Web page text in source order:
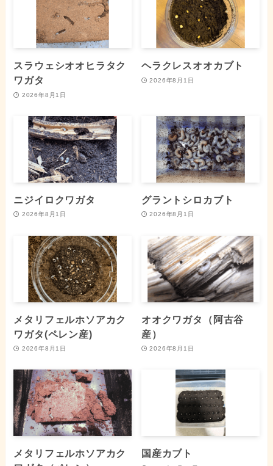
スラウェシオオヒラタク
ワガタ
2026年8月1日
ヘラクレスオオカブト
2026年8月1日
ニジイロクワガタ
2026年8月1日
グラントシロカブト
2026年8月1日
メタリフェルホソアカク
ワガタ(ペレン産)
2026年8月1日
オオクワガタ（阿古谷
産）
2026年8月1日
メタリフェルホソアカク
国産カブト